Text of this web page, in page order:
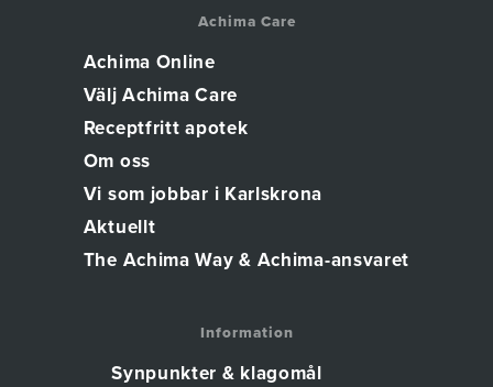
Achima Care
Achima Online
Välj Achima Care
Receptfritt apotek
Om oss
Vi som jobbar i Karlskrona
Aktuellt
The Achima Way & Achima-ansvaret
Information
Synpunkter & klagomål